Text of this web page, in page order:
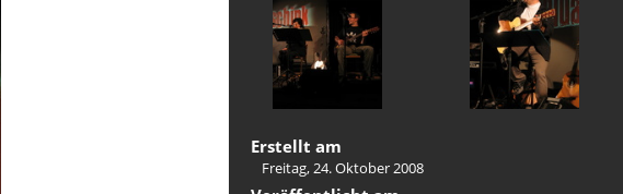
Erstellt am
Freitag, 24. Oktober 2008